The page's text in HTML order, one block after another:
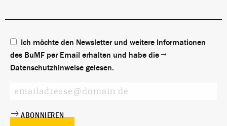
Ich möchte den Newsletter und weitere Informationen
des BuMF per Email erhalten und habe die
Datenschutzhinweise gelesen.